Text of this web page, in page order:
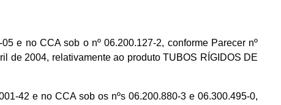
e no CCA sob o nº 06.200.127-2, conforme Parecer nº
de 2004, relativamente ao produto TUBOS RÍGIDOS DE
42 e no CCA sob os nºs 06.200.880-3 e 06.300.495-0,